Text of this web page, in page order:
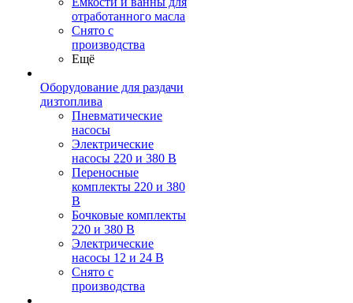
отработанного масла
Снято с
производства
Ещё
Оборудование для раздачи
дизтоплива
Пневматические
насосы
Электрические
насосы 220 и 380 В
Переносные
комплекты 220 и 380
В
Бочковые комплекты
220 и 380 В
Электрические
насосы 12 и 24 В
Снято с
производства